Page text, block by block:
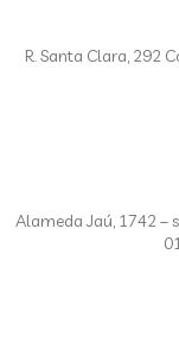
R. Santa Clara, 292
Alameda Jaú, 1742 –